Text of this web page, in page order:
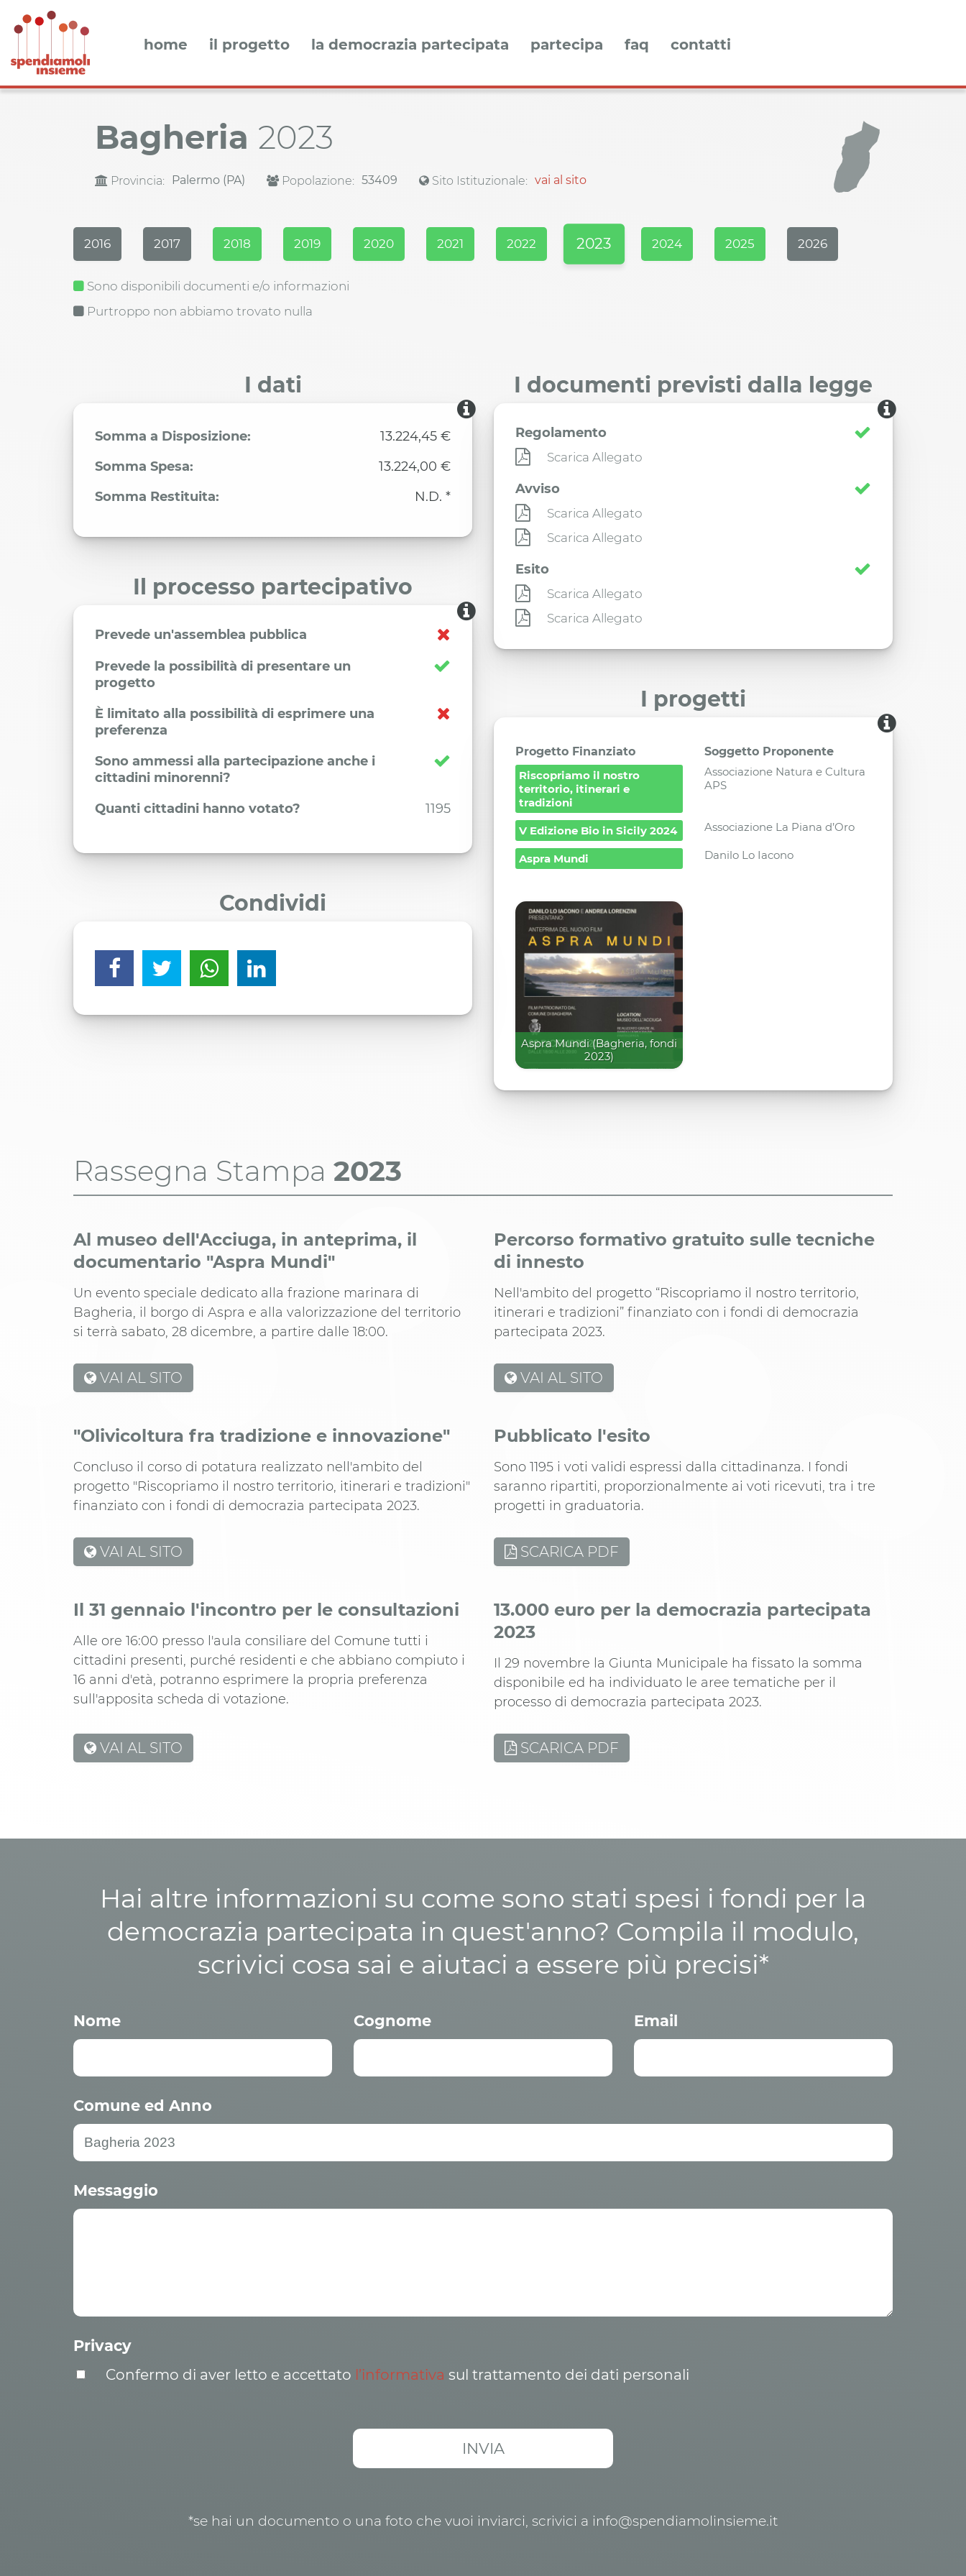
home il progetto la democrazia partecipata partecipa faq contatti
Bagheria 2023
Provincia: Palermo (PA) Popolazione: 53409 Sito Istituzionale: vai al sito
2016 2017 2018 2019 2020 2021 2022 2023 2024 2025 2026
Sono disponibili documenti e/o informazioni
Purtroppo non abbiamo trovato nulla
I dati
Somma a Disposizione:
13.224,45 €
Somma Spesa:
13.224,00 €
Somma Restituita:
N.D. *
I documenti previsti dalla legge
Regolamento
Scarica Allegato
Avviso
Scarica Allegato
Scarica Allegato
Esito
Scarica Allegato
Scarica Allegato
Il processo partecipativo
Prevede un'assemblea pubblica
Prevede la possibilità di presentare un
progetto
È limitato alla possibilità di esprimere una
preferenza
Sono ammessi alla partecipazione anche i
cittadini minorenni?
Quanti cittadini hanno votato?
1195
I progetti
Progetto Finanziato
Soggetto Proponente
Riscopriamo il nostro
territorio, itinerari e
tradizioni
Associazione Natura e Cultura
APS
V Edizione Bio in Sicily 2024 Associazione La Piana d’Oro
Aspra Mundi Danilo Lo Iacono
Aspra Mundi (Bagheria, fondi
2023)
Condividi
Rassegna Stampa 2023
Al museo dell'Acciuga, in anteprima, il
documentario "Aspra Mundi"
Un evento speciale dedicato alla frazione marinara di
Bagheria, il borgo di Aspra e alla valorizzazione del territorio
si terrà sabato, 28 dicembre, a partire dalle 18:00.
VAI AL SITO
Percorso formativo gratuito sulle tecniche
di innesto
Nell'ambito del progetto “Riscopriamo il nostro territorio,
itinerari e tradizioni” finanziato con i fondi di democrazia
partecipata 2023.
VAI AL SITO
"Olivicoltura fra tradizione e innovazione"
Concluso il corso di potatura realizzato nell'ambito del
progetto "Riscopriamo il nostro territorio, itinerari e tradizioni"
finanziato con i fondi di democrazia partecipata 2023.
VAI AL SITO
Pubblicato l'esito
Sono 1195 i voti validi espressi dalla cittadinanza. I fondi
saranno ripartiti, proporzionalmente ai voti ricevuti, tra i tre
progetti in graduatoria.
SCARICA PDF
Il 31 gennaio l'incontro per le consultazioni
Alle ore 16:00 presso l'aula consiliare del Comune tutti i
cittadini presenti, purché residenti e che abbiano compiuto i
16 anni d'età, potranno esprimere la propria preferenza
sull'apposita scheda di votazione.
VAI AL SITO
13.000 euro per la democrazia partecipata
2023
Il 29 novembre la Giunta Municipale ha fissato la somma
disponibile ed ha individuato le aree tematiche per il
processo di democrazia partecipata 2023.
SCARICA PDF
Hai altre informazioni su come sono stati spesi i fondi per la
democrazia partecipata in quest'anno? Compila il modulo,
scrivici cosa sai e aiutaci a essere più precisi*
Nome Cognome Email
Comune ed Anno
Messaggio
Privacy
Confermo di aver letto e accettato l’informativa sul trattamento dei dati personali
*se hai un documento o una foto che vuoi inviarci, scrivici a info@spendiamolinsieme.it